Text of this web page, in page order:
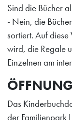
Sind die Bücher
- Nein, die
sortiert. Auf
wird, die Regale
Einzelnen am
Das
der Familienpark